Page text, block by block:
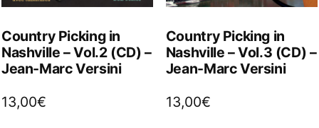
Country Picking in
Nashville – Vol.2 (CD) –
Jean-Marc Versini
13,00€
Country Picking in
Nashville – Vol.3 (CD) –
Jean-Marc Versini
13,00€